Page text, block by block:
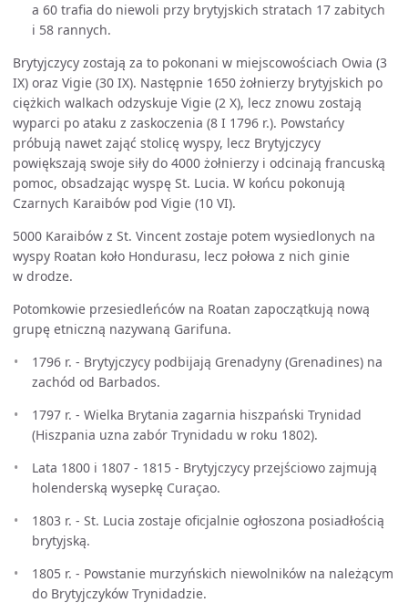
a 60 trafia do niewoli przy brytyjskich stratach 17 zabitych
i 58 rannych.
Brytyjczycy zostają za to pokonani w miejscowościach Owia (3
IX) oraz Vigie (30 IX). Następnie 1650 żołnierzy brytyjskich po
ciężkich walkach odzyskuje Vigie (2 X), lecz znowu zostają
wyparci po ataku z zaskoczenia (8 I 1796 r.). Powstańcy
próbują nawet zająć stolicę wyspy, lecz Brytyjczycy
powiększają swoje siły do 4000 żołnierzy i odcinają francuską
pomoc, obsadzając wyspę St. Lucia. W końcu pokonują
Czarnych Karaibów pod Vigie (10 VI).
5000 Karaibów z St. Vincent zostaje potem wysiedlonych na
wyspy Roatan koło Hondurasu, lecz połowa z nich ginie
w drodze.
Potomkowie przesiedleńców na Roatan zapoczątkują nową
grupę etniczną nazywaną Garifuna.
1796 r. - Brytyjczycy podbijają Grenadyny (Grenadines) na
zachód od Barbados.
1797 r. - Wielka Brytania zagarnia hiszpański Trynidad
(Hiszpania uzna zabór Trynidadu w roku 1802).
Lata 1800 i 1807 - 1815 - Brytyjczycy przejściowo zajmują
holenderską wysepkę Curaçao.
1803 r. - St. Lucia zostaje oficjalnie ogłoszona posiadłością
brytyjską.
1805 r. - Powstanie murzyńskich niewolników na należącym
do Brytyjczyków Trynidadzie.